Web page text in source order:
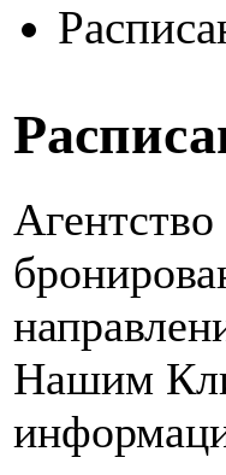
Нашим